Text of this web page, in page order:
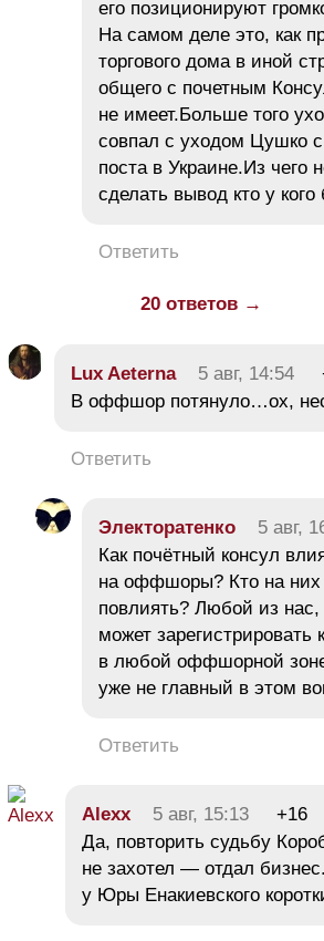
его позиционируют
На самом деле это, как
торгового дома в иной
общего с почетным
не имеет.Больше того
совпал с уходом Цушко
поста в Украине.Из чего
сделать вывод кто у
Ответить
20 ответов →
Lux Aeterna 5 авг, 14:54
В оффшор потянуло…ох,
Ответить
Электоратенко 5 авг,
Как почётный консул
на оффшоры? Кто на
повлиять? Любой из нас,
может зарегистрировать
в любой оффшорной
уже не главный в этом
Ответить
Alexx 5 авг, 15:13
+16
Да, повторить судьбу
не захотел — отдал
у Юры Енакиевского